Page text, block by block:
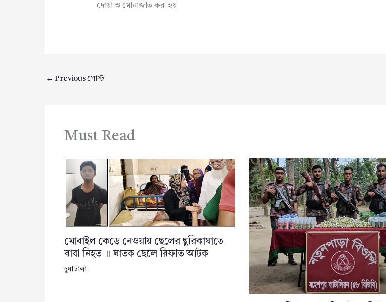
দোয়া ও মোনাজাত করা হয়|
← Previous পোস্ট
Must Read
মোবাইল কেড়ে নেওয়ায় ছেলের ছুরিকাঘাতে
বাবা নিহত ॥ ঘাতক ছেলে রিফাত আটক
চুয়াডাঙ্গা